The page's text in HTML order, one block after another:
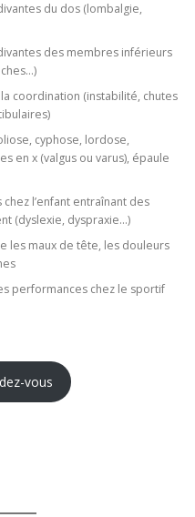
du dos (lombalgie,
des membres inférieurs
coordination (instabilité, chutes
cyphose, lordose,
en x (valgus ou varus), épaule
l’enfant entraînant des
(dyslexie, dyspraxie…)
les maux de tête, les douleurs
performances chez le sportif
vous